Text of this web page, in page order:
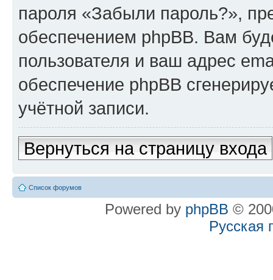
пароля «Забыли пароль?»,
обеспечением phpBB. Вам
пользователя и ваш адрес
обеспечение phpBB
учётной записи.
Вернуться на страницу входа
Список форумов
Powered by phpBB ©
Русская